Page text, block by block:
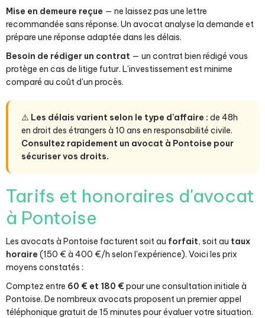
Mise en demeure reçue — ne laissez pas une lettre
recommandée sans réponse. Un avocat analyse la demande et
prépare une réponse adaptée dans les délais.
Besoin de rédiger un contrat — un contrat bien rédigé vous
protège en cas de litige futur. L'investissement est minime
comparé au coût d'un procès.
⚠️ Les délais varient selon le type d'affaire : de 48h
en droit des étrangers à 10 ans en responsabilité civile.
Consultez rapidement un avocat à Pontoise pour
sécuriser vos droits.
Tarifs et honoraires d'avocat
à Pontoise
Les avocats à Pontoise facturent soit au forfait, soit au taux
horaire (150 € à 400 €/h selon l'expérience). Voici les prix
moyens constatés :
Comptez entre 60 € et 180 € pour une consultation initiale à
Pontoise. De nombreux avocats proposent un premier appel
téléphonique gratuit de 15 minutes pour évaluer votre situation.